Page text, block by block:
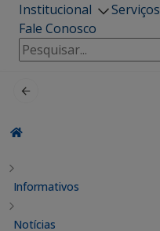
Institucional Serviços
Fale Conosco
Pesquisar
por:
Informativos
Notícias